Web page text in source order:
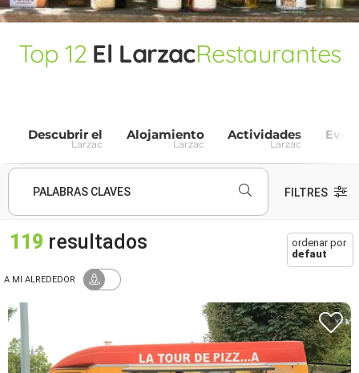
Top12 El LarzacRestaurantes
Descubrir el
Larzac
Alojamiento
Larzac
Actividades
Larzac
PALABRAS CLAVES FILTRES
119 resultados
ordenar por
defaut
A MI ALREDEDOR